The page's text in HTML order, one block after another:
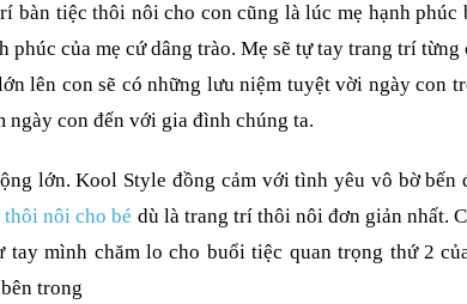
bàn tiệc thôi nôi cho con cũng là lúc mẹ hạnh phúc
phúc của mẹ cứ dâng trào. Mẹ sẽ tự tay trang trí
lên con sẽ có những lưu niệm tuyệt vời ngày con
con đến với gia đình chúng ta.
lớn. Kool Style đồng cảm với tình yêu vô bờ bến
nôi cho bé dù là trang trí thôi nôi đơn giản nhất.
tay mình chăm lo cho buổi tiệc quan trọng thứ 2
trong